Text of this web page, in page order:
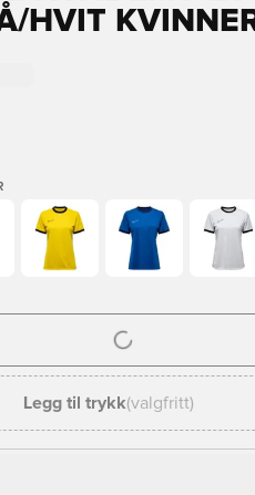
HVIT
logge inn eller registrere deg
Legg til trykk(valgfritt)